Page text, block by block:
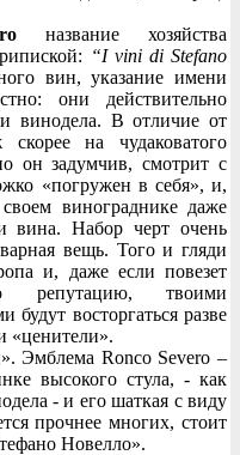
название хозяйства
“I vini di Stefano
вин, указание имени
они действительно
винодела. В отличие от
на чудаковатого
он задумчив, смотрит с
«погружен в себя», и,
винограднике даже
вина. Набор черт очень
вещь. Того и гляди
и, даже если повезет
репутацию, твоими
восторгаться разве
«ценители».
Эмблема Ronco Severo –
высокого стула, - как
- и его шаткая с виду
прочнее многих, стоит
Новелло».